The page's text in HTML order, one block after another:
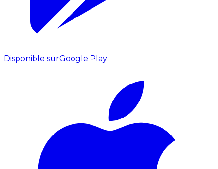
Disponible surGoogle Play